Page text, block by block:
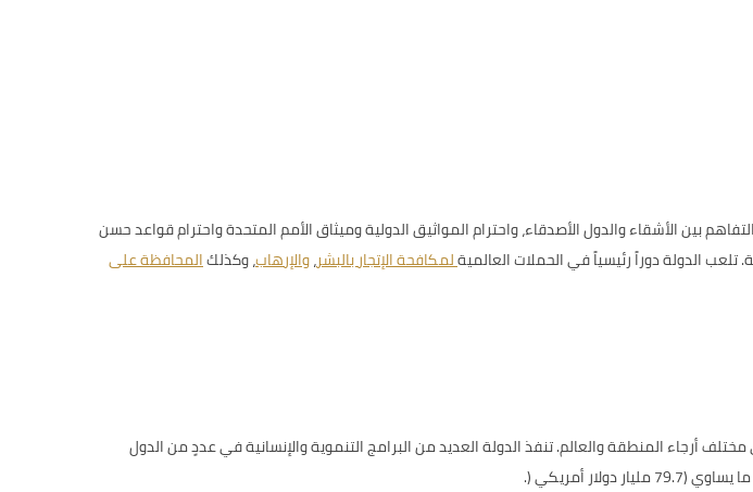
الحوار والتفاهم بين الأشقاء والدول الأصدقاء، واحترام المواثيق الدولية وميثاق الأمم المتحدة واحترام قواعد حسن
الدولة دوراً رئيسياً في الحملات العالميةلمكافحة الإتجار بالبشر،والإرهاب، وكذلكالمحافظة على
أرجاء المنطقة والعالم. تنفذ الدولة العديد من البرامج التنموية والإنسانية في عددٍ من الدول
79.7مليار دولار أمريكي(
.